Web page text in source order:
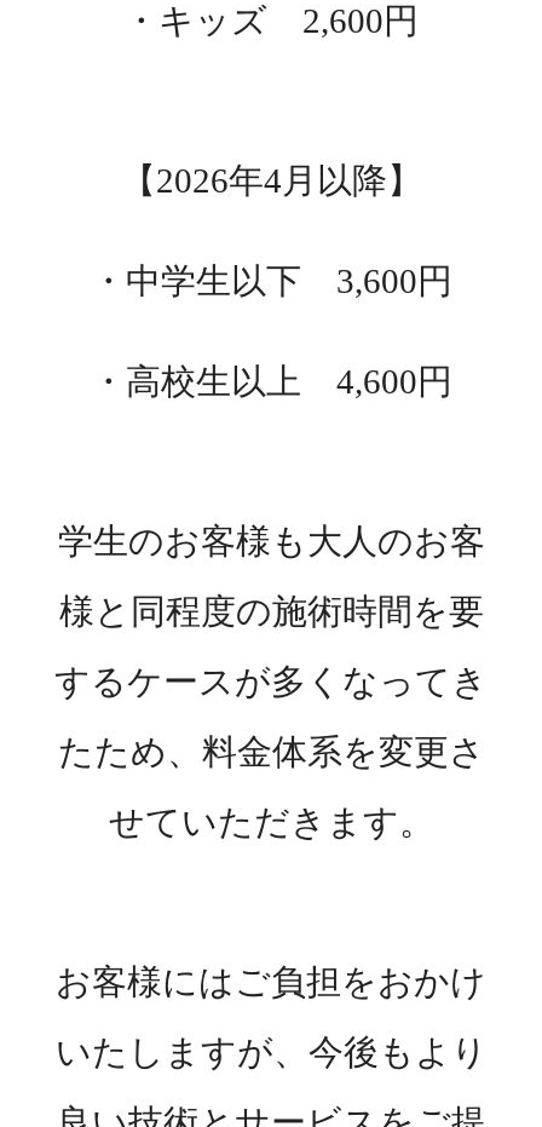
・キッズ 2,600円
【2026年4月以降】
・中学生以下 3,600円
・高校生以上 4,600円
学生のお客様も大人のお客
様と同程度の施術時間を要
するケースが多くなってき
たため、料金体系を変更さ
せていただきます。
お客様にはご負担をおかけ
いたしますが、今後もより